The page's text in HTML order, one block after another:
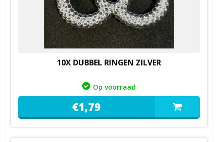
10X DUBBEL RINGEN ZILVER
Op voorraad
€1,79